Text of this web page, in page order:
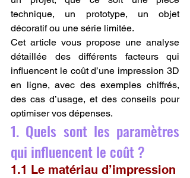
technique, un prototype, un objet
décoratif ou une série limitée.
Cet article vous propose une analyse
détaillée des différents facteurs qui
influencent le coût d’une impression 3D
en ligne, avec des exemples chiffrés,
des cas d’usage, et des conseils pour
optimiser vos dépenses.
1. Quels sont les paramètres
qui influencent le coût ?
1.1 Le matériau d’impression